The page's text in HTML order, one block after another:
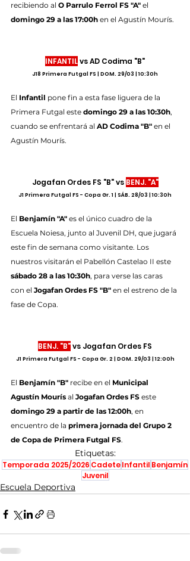
recibiendo al O Parrulo Ferrol FS "A" el
domingo 29 a las 17:00h en el Agustín Mourís.
INFANTIL vs AD Codima "B"
J18 Primera Futgal FS | DOM. 29/03 | 10:30h
El Infantil pone fin a esta fase liguera de la
Primera Futgal este domingo 29 a las 10:30h,
cuando se enfrentará al AD Codima "B" en el
Agustín Mourís.
Jogafan Ordes FS "B" vs BENJ. "A"
J1 Primera Futgal FS - Copa Gr. 1 | SÁB. 28/03 | 10:30h
El Benjamín "A" es el único cuadro de la
Escuela Noiesa, junto al Juvenil DH, que jugará
este fin de semana como visitante. Los
nuestros visitarán el Pabellón Castelao II este
sábado 28 a las 10:30h, para verse las caras
con el Jogafan Ordes FS "B" en el estreno de la
fase de Copa.
BENJ. "B" vs Jogafan Ordes FS
J1 Primera Futgal FS - Copa Gr. 2 | DOM. 29/03 | 12:00h
El Benjamín "B" recibe en el Municipal
Agustín Mourís al Jogafan Ordes FS este
domingo 29 a partir de las 12:00h, en
encuentro de la primera jornada del Grupo 2
de Copa de Primera Futgal FS.
Etiquetas:
Temporada 2025/2026 CadeteInfantil Benjamín
Juvenil
Escuela Deportiva